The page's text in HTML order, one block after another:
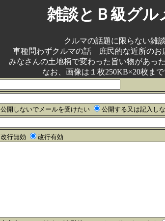
雑談とＢ級グル
クルマの話題に限らない雑
車種問わずクルマの話 庶民的な近所のお
みなさんの土地柄で変わった旨い物があっ
なお、画像は１枚250KB×20枚まで
公開しないでメールを受けたい 公開する又は記入し
改行無効 改行有効